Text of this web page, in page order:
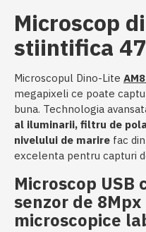
Microscop
stiintifica
Microscopul Dino-Lite
megapixeli ce poate
buna. Technologia
al iluminarii, filtru de
nivelului de marire fac
excelenta pentru capturi
Microscop USB
senzor de
microscopice